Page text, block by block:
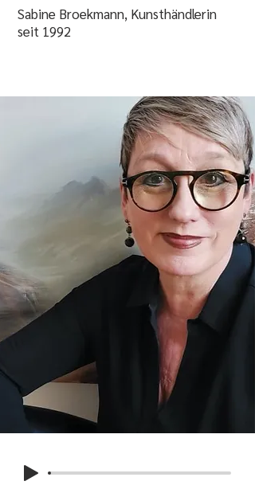
Sabine Broekmann, Kunsthändlerin
seit 1992